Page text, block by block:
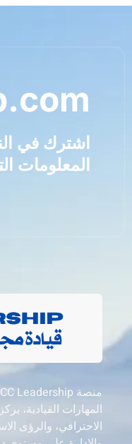
اشترك في
المعلومات
المهارات القيادية،
الاحترافي، والرؤى